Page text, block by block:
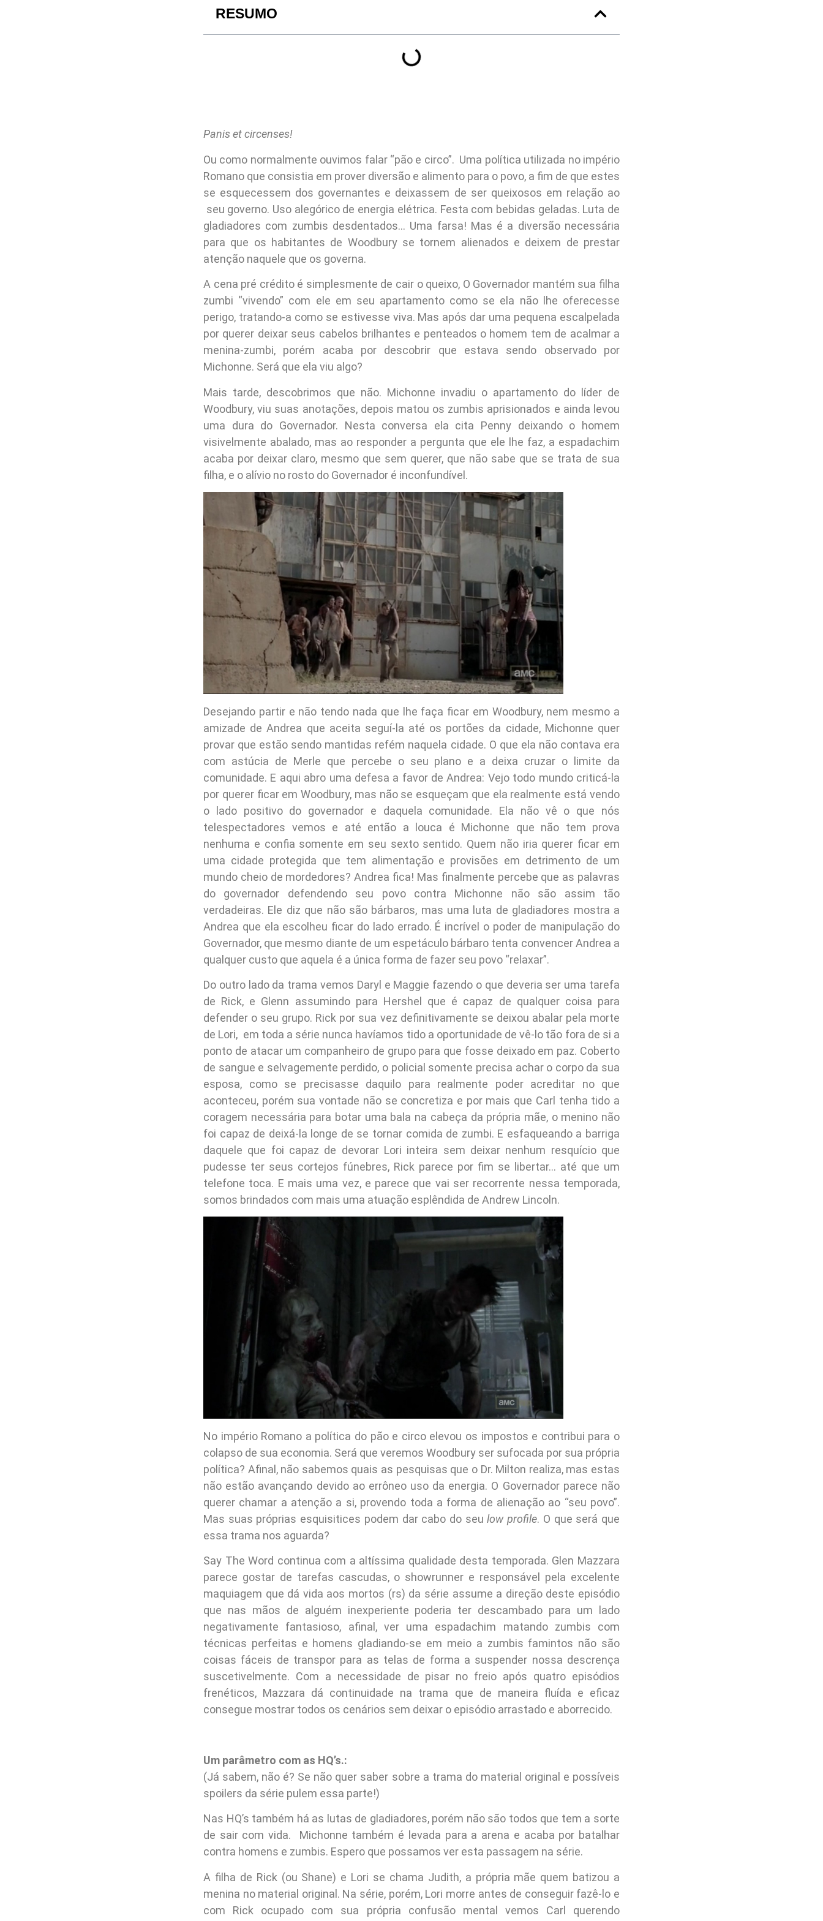
RESUMO
Panis et circenses!
Ou como normalmente ouvimos falar “pão e circo”. Uma política utilizada no império
Romano que consistia em prover diversão e alimento para o povo, a fim de que estes
se esquecessem dos governantes e deixassem de ser queixosos em relação ao
seu governo. Uso alegórico de energia elétrica. Festa com bebidas geladas. Luta de
gladiadores com zumbis desdentados… Uma farsa! Mas é a diversão necessária
para que os habitantes de Woodbury se tornem alienados e deixem de prestar
atenção naquele que os governa.
A cena pré crédito é simplesmente de cair o queixo, O Governador mantém sua filha
zumbi “vivendo” com ele em seu apartamento como se ela não lhe oferecesse
perigo, tratando-a como se estivesse viva. Mas após dar uma pequena escalpelada
por querer deixar seus cabelos brilhantes e penteados o homem tem de acalmar a
menina-zumbi, porém acaba por descobrir que estava sendo observado por
Michonne. Será que ela viu algo?
Mais tarde, descobrimos que não. Michonne invadiu o apartamento do líder de
Woodbury, viu suas anotações, depois matou os zumbis aprisionados e ainda levou
uma dura do Governador. Nesta conversa ela cita Penny deixando o homem
visivelmente abalado, mas ao responder a pergunta que ele lhe faz, a espadachim
acaba por deixar claro, mesmo que sem querer, que não sabe que se trata de sua
filha, e o alívio no rosto do Governador é inconfundível.
Desejando partir e não tendo nada que lhe faça ficar em Woodbury, nem mesmo a
amizade de Andrea que aceita seguí-la até os portões da cidade, Michonne quer
provar que estão sendo mantidas refém naquela cidade. O que ela não contava era
com astúcia de Merle que percebe o seu plano e a deixa cruzar o limite da
comunidade. E aqui abro uma defesa a favor de Andrea: Vejo todo mundo criticá-la
por querer ficar em Woodbury, mas não se esqueçam que ela realmente está vendo
o lado positivo do governador e daquela comunidade. Ela não vê o que nós
telespectadores vemos e até então a louca é Michonne que não tem prova
nenhuma e confia somente em seu sexto sentido. Quem não iria querer ficar em
uma cidade protegida que tem alimentação e provisões em detrimento de um
mundo cheio de mordedores? Andrea fica! Mas finalmente percebe que as palavras
do governador defendendo seu povo contra Michonne não são assim tão
verdadeiras. Ele diz que não são bárbaros, mas uma luta de gladiadores mostra a
Andrea que ela escolheu ficar do lado errado. É incrível o poder de manipulação do
Governador, que mesmo diante de um espetáculo bárbaro tenta convencer Andrea a
qualquer custo que aquela é a única forma de fazer seu povo “relaxar”.
Do outro lado da trama vemos Daryl e Maggie fazendo o que deveria ser uma tarefa
de Rick, e Glenn assumindo para Hershel que é capaz de qualquer coisa para
defender o seu grupo. Rick por sua vez definitivamente se deixou abalar pela morte
de Lori, em toda a série nunca havíamos tido a oportunidade de vê-lo tão fora de si a
ponto de atacar um companheiro de grupo para que fosse deixado em paz. Coberto
de sangue e selvagemente perdido, o policial somente precisa achar o corpo da sua
esposa, como se precisasse daquilo para realmente poder acreditar no que
aconteceu, porém sua vontade não se concretiza e por mais que Carl tenha tido a
coragem necessária para botar uma bala na cabeça da própria mãe, o menino não
foi capaz de deixá-la longe de se tornar comida de zumbi. E esfaqueando a barriga
daquele que foi capaz de devorar Lori inteira sem deixar nenhum resquício que
pudesse ter seus cortejos fúnebres, Rick parece por fim se libertar… até que um
telefone toca. E mais uma vez, e parece que vai ser recorrente nessa temporada,
somos brindados com mais uma atuação esplêndida de Andrew Lincoln.
No império Romano a política do pão e circo elevou os impostos e contribui para o
colapso de sua economia. Será que veremos Woodbury ser sufocada por sua própria
política? Afinal, não sabemos quais as pesquisas que o Dr. Milton realiza, mas estas
não estão avançando devido ao errôneo uso da energia. O Governador parece não
querer chamar a atenção a si, provendo toda a forma de alienação ao “seu povo”.
Mas suas próprias esquisitices podem dar cabo do seu low profile. O que será que
essa trama nos aguarda?
Say The Word continua com a altíssima qualidade desta temporada. Glen Mazzara
parece gostar de tarefas cascudas, o showrunner e responsável pela excelente
maquiagem que dá vida aos mortos (rs) da série assume a direção deste episódio
que nas mãos de alguém inexperiente poderia ter descambado para um lado
negativamente fantasioso, afinal, ver uma espadachim matando zumbis com
técnicas perfeitas e homens gladiando-se em meio a zumbis famintos não são
coisas fáceis de transpor para as telas de forma a suspender nossa descrença
suscetivelmente. Com a necessidade de pisar no freio após quatro episódios
frenéticos, Mazzara dá continuidade na trama que de maneira fluída e eficaz
consegue mostrar todos os cenários sem deixar o episódio arrastado e aborrecido.
Um parâmetro com as HQ’s.:
(Já sabem, não é? Se não quer saber sobre a trama do material original e possíveis
spoilers da série pulem essa parte!)
Nas HQ’s também há as lutas de gladiadores, porém não são todos que tem a sorte
de sair com vida. Michonne também é levada para a arena e acaba por batalhar
contra homens e zumbis. Espero que possamos ver esta passagem na série.
A filha de Rick (ou Shane) e Lori se chama Judith, a própria mãe quem batizou a
menina no material original. Na série, porém, Lori morre antes de conseguir fazê-lo e
com Rick ocupado com sua própria confusão mental vemos Carl querendo